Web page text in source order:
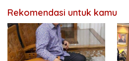
Rekomendasi untuk kamu